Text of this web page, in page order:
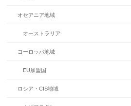
オセアニア地域
オーストラリア
ヨーロッパ地域
EU加盟国
ロシア・CIS地域